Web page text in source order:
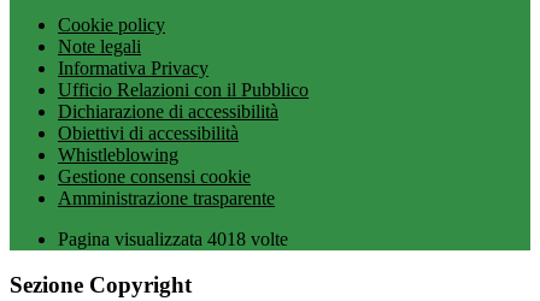
Cookie policy
Note legali
Informativa Privacy
Ufficio Relazioni con il Pubblico
Dichiarazione di accessibilità
Obiettivi di accessibilità
Whistleblowing
Gestione consensi cookie
Amministrazione trasparente
Pagina visualizzata 4018 volte
Sezione Copyright